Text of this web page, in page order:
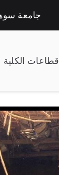
جامعة
قطاعات الكلية